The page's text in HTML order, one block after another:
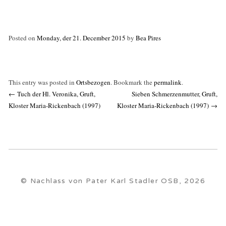
Posted on Monday, der 21. December 2015 by Bea Pires
This entry was posted in Ortsbezogen. Bookmark the permalink.
Post
navigation
← Tuch der Hl. Veronika, Gruft,
Kloster Maria-Rickenbach (1997)
Sieben Schmerzenmutter, Gruft,
Kloster Maria-Rickenbach (1997) →
© Nachlass von Pater Karl Stadler OSB, 2026